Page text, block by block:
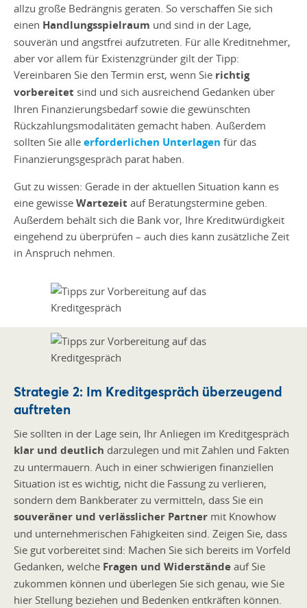
allzu große Bedrängnis geraten. So verschaffen Sie sich
einen Handlungsspielraum und sind in der Lage,
souverän und angstfrei aufzutreten. Für alle Kreditnehmer,
aber vor allem für Existenzgründer gilt der Tipp:
Vereinbaren Sie den Termin erst, wenn Sie richtig
vorbereitet sind und sich ausreichend Gedanken über
Ihren Finanzierungsbedarf sowie die gewünschten
Rückzahlungsmodalitäten gemacht haben. Außerdem
sollten Sie alle erforderlichen Unterlagen für das
Finanzierungsgespräch parat haben.
Gut zu wissen: Gerade in der aktuellen Situation kann es
eine gewisse Wartezeit auf Beratungstermine geben.
Außerdem behält sich die Bank vor, Ihre Kreditwürdigkeit
eingehend zu überprüfen – auch dies kann zusätzliche Zeit
in Anspruch nehmen.
Strategie 2: Im Kreditgespräch überzeugend
auftreten
Sie sollten in der Lage sein, Ihr Anliegen im Kreditgespräch
klar und deutlich darzulegen und mit Zahlen und Fakten
zu untermauern. Auch in einer schwierigen finanziellen
Situation ist es wichtig, nicht die Fassung zu verlieren,
sondern dem Bankberater zu vermitteln, dass Sie ein
souveräner und verlässlicher Partner mit Knowhow
und unternehmerischen Fähigkeiten sind. Zeigen Sie, dass
Sie gut vorbereitet sind: Machen Sie sich bereits im Vorfeld
Gedanken, welche Fragen und Widerstände auf Sie
zukommen können und überlegen Sie sich genau, wie Sie
hier Stellung beziehen und Bedenken entkräften können.